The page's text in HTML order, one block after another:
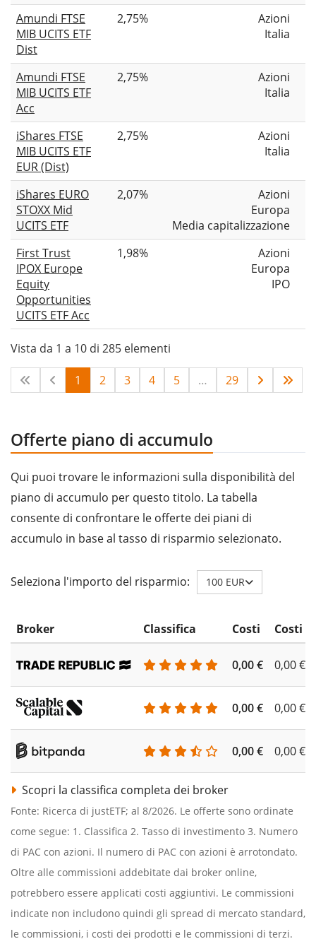
Amundi FTSE
MIB UCITS ETF
Dist
2,75%
Azioni
Italia
Amundi FTSE
MIB UCITS ETF
Acc
2,75%
Azioni
Italia
iShares FTSE
MIB UCITS ETF
EUR (Dist)
2,75%
Azioni
Italia
iShares EURO
STOXX Mid
UCITS ETF
2,07%
Azioni
Europa
Media capitalizzazione
First Trust
IPOX Europe
Equity
Opportunities
UCITS ETF Acc
1,98%
Azioni
Europa
IPO
Vista da 1 a 10 di 285 elementi
1 2 3 4 5 … 29
Offerte piano di accumulo
Qui puoi trovare le informazioni sulla disponibilità del
piano di accumulo per questo titolo. La tabella
consente di confrontare le offerte dei piani di
accumulo in base al tasso di risparmio selezionato.
Seleziona l'importo del risparmio: 100 EUR
Broker Classifica Costi Costi
0,00 € 0,00 €
0,00 € 0,00 €
0,00 € 0,00 €
Scopri la classifica completa dei broker
Fonte: Ricerca di justETF; al 8/2026. Le offerte sono ordinate
come segue: 1. Classifica 2. Tasso di investimento 3. Numero
di PAC con azioni. Il numero di PAC con azioni è arrotondato.
Oltre alle commissioni addebitate dai broker online,
potrebbero essere applicati costi aggiuntivi. Le commissioni
indicate non includono quindi gli spread di mercato standard,
le commissioni, i costi dei prodotti e le commissioni di terzi.